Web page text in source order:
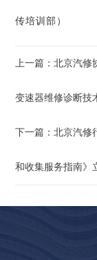
传培训部）
上一篇：北京汽
变速器维修诊断技
下一篇：北京汽修
和收集服务指南》